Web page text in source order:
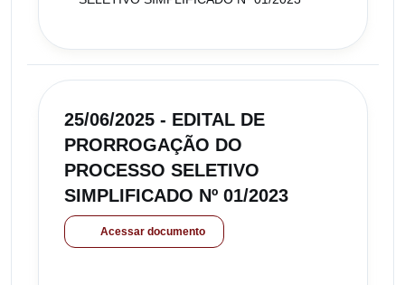
25/06/2025 - EDITAL DE
PRORROGAÇÃO DO
PROCESSO SELETIVO
SIMPLIFICADO Nº 01/2023
Acessar documento